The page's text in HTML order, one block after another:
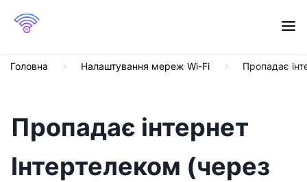
Головна Налаштування мереж Wi-Fi Пропадає
Пропадає інтернет
Інтертелеком (через